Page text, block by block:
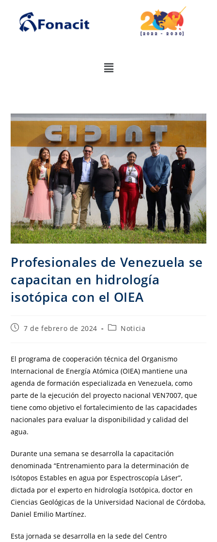
Profesionales de Venezuela se
capacitan en hidrología
isotópica con el OIEA
7 de febrero de 2024 Noticia
El programa de cooperación técnica del Organismo
Internacional de Energía Atómica (OIEA) mantiene una
agenda de formación especializada en Venezuela, como
parte de la ejecución del proyecto nacional VEN7007, que
tiene como objetivo el fortalecimiento de las capacidades
nacionales para evaluar la disponibilidad y calidad del
agua.
Durante una semana se desarrolla la capacitación
denominada “Entrenamiento para la determinación de
Isótopos Estables en agua por Espectroscopía Láser”,
dictada por el experto en hidrología Isotópica, doctor en
Ciencias Geológicas de la Universidad Nacional de Córdoba,
Daniel Emilio Martínez.
Esta jornada se desarrolla en la sede del Centro